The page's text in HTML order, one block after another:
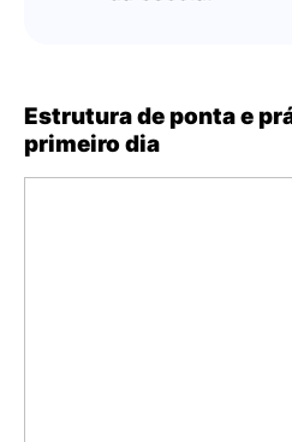
Estrutura de ponta e
primeiro dia